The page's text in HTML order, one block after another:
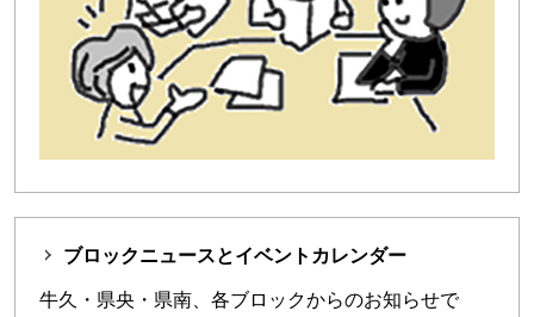
ブロックニュースとイベントカレンダー
牛久・県央・県南、各ブロックからのお知らせで